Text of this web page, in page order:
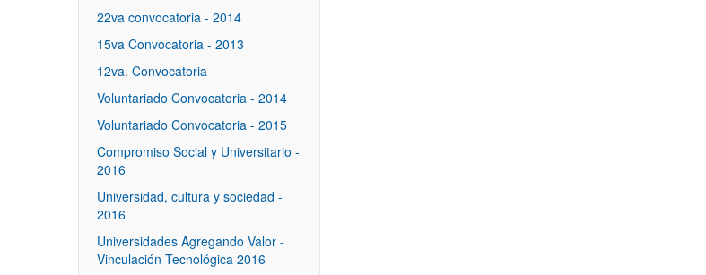
22va convocatoria - 2014
15va Convocatoria - 2013
12va. Convocatoria
Voluntariado Convocatoria - 2014
Voluntariado Convocatoria - 2015
Compromiso Social y Universitario -
2016
Universidad, cultura y sociedad -
2016
Universidades Agregando Valor -
Vinculación Tecnológica 2016